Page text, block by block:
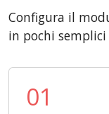
Configura il
in pochi semplici
01